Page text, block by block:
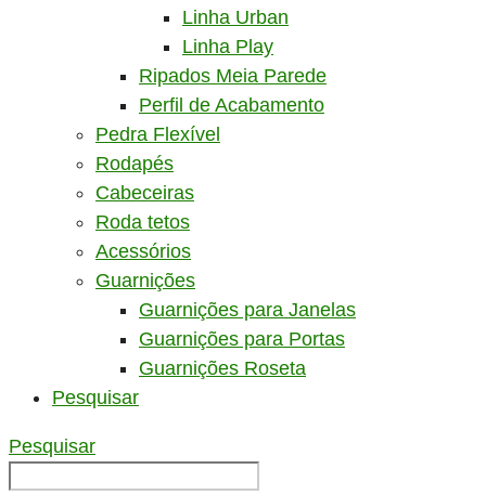
Linha Urban
Linha Play
Ripados Meia Parede
Perfil de Acabamento
Pedra Flexível
Rodapés
Cabeceiras
Roda tetos
Acessórios
Guarnições
Guarnições para Janelas
Guarnições para Portas
Guarnições Roseta
Pesquisar
Pesquisar